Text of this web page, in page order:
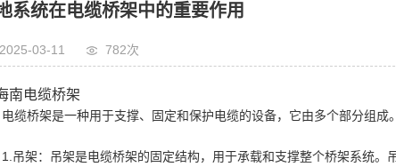
系统在电缆桥架中的重要作用
2025-03-11 782次
南电缆桥架
电缆桥架是一种用于支撑、固定和保护电缆的设备，它由多个部分组成
1.吊架：吊架是电缆桥架的固定结构，用于承载和支撑整个桥架系统